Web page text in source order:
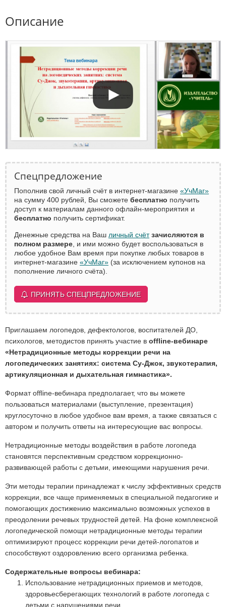
Описание
Спецпредложение
Пополнив свой личный счёт в интернет-магазине «УчМаг»
на сумму 400 рублей, Вы сможете бесплатно получить
доступ к материалам данного офлайн-мероприятия и
бесплатно получить сертификат.
Денежные средства на Ваш личный счёт зачисляются в
полном размере , и ими можно будет воспользоваться в
любое удобное Вам время при покупке любых товаров в
интернет-магазине «УчМаг» (за исключением купонов на
пополнение личного счёта).
ПРИНЯТЬ СПЕЦПРЕДЛОЖЕНИЕ
Приглашаем логопедов, дефектологов, воспитателей ДО,
психологов, методистов принять участие в offline-вебинаре
«Нетрадиционные методы коррекции речи на
логопедических занятиях: система Су-Джок, звукотерапия,
артикуляционная и дыхательная гимнастика».
Формат offline-вебинара предполагает, что вы можете
пользоваться материалами (выступление, презентация)
круглосуточно в любое удобное вам время, а также связаться с
автором и получить ответы на интересующие вас вопросы.
Нетрадиционные методы воздействия в работе логопеда
становятся перспективным средством коррекционно-
развивающей работы с детьми, имеющими нарушения речи.
Эти методы терапии принадлежат к числу эффективных средств
коррекции, все чаще применяемых в специальной педагогике и
помогающих достижению максимально возможных успехов в
преодолении речевых трудностей детей. На фоне комплексной
логопедической помощи нетрадиционные методы терапии
оптимизируют процесс коррекции речи детей-логопатов и
способствуют оздоровлению всего организма ребенка.
Содержательные вопросы вебинара:
Использование нетрадиционных приемов и методов,
здоровьесберегающих технологий в работе логопеда с
детьми с нарушениями речи.